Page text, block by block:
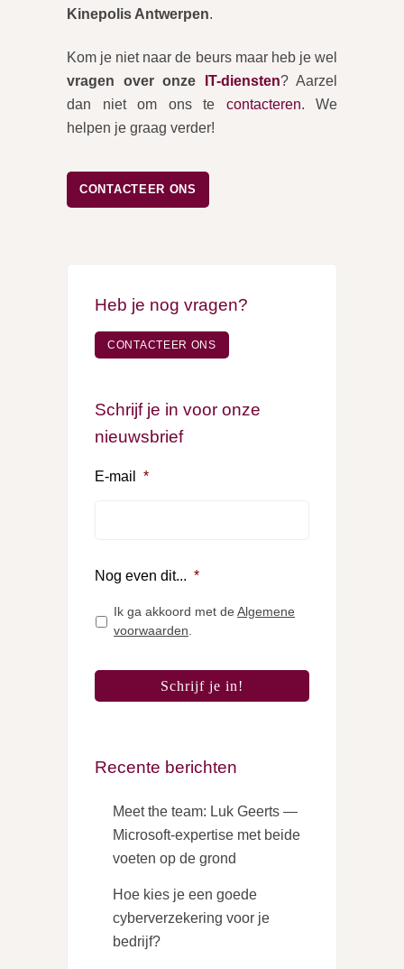
Kinepolis Antwerpen.
Kom je niet naar de beurs maar heb je wel
vragen over onze
IT-diensten? Aarzel
dan niet om ons te contacteren. We
helpen je graag verder!
CONTACTEER ONS
Heb je nog vragen?
CONTACTEER ONS
Schrijf je in voor onze
nieuwsbrief
E-mail *
Nog even dit... *
Ik ga akkoord met de Algemene
voorwaarden
Recente berichten
Meet the team: Luk Geerts —
Microsoft-expertise met beide
voeten op de grond
Hoe kies je een goede
cyberverzekering voor je
bedrijf?